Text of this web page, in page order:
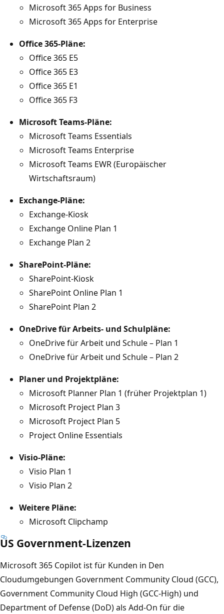
Microsoft 365 Apps for Business
Microsoft 365 Apps for Enterprise
Office 365-Pläne:
Office 365 E5
Office 365 E3
Office 365 E1
Office 365 F3
Microsoft Teams-Pläne:
Microsoft Teams Essentials
Microsoft Teams Enterprise
Microsoft Teams EWR (Europäischer
Wirtschaftsraum)
Exchange-Pläne:
Exchange-Kiosk
Exchange Online Plan 1
Exchange Plan 2
SharePoint-Pläne:
SharePoint-Kiosk
SharePoint Online Plan 1
SharePoint Plan 2
OneDrive für Arbeits- und Schulpläne:
OneDrive für Arbeit und Schule – Plan 1
OneDrive für Arbeit und Schule – Plan 2
Planer und Projektpläne:
Microsoft Planner Plan 1 (früher Projektplan 1)
Microsoft Project Plan 3
Microsoft Project Plan 5
Project Online Essentials
Visio-Pläne:
Visio Plan 1
Visio Plan 2
Weitere Pläne:
Microsoft Clipchamp
US Government-Lizenzen
Microsoft 365 Copilot ist für Kunden in Den
Cloudumgebungen Government Community Cloud (GCC),
Government Community Cloud High (GCC-High) und
Department of Defense (DoD) als Add-On für die